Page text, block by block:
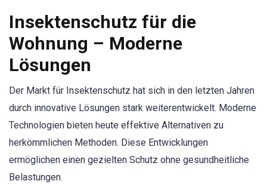
Insektenschutz für die
Wohnung – Moderne
Lösungen
Der Markt für Insektenschutz hat sich in den letzten Jahren
durch innovative Lösungen stark weiterentwickelt. Moderne
Technologien bieten heute effektive Alternativen zu
herkömmlichen Methoden. Diese Entwicklungen
ermöglichen einen gezielten Schutz ohne gesundheitliche
Belastungen.